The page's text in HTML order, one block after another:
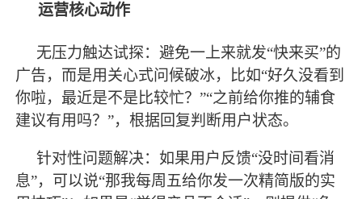
运营核心动作
无压力触达试探：避免一上来就发“快来买”的
广告，而是用关心式问候破冰，比如“好久没看到
你啦， 最近是不是比较忙？”“之前给你推的辅食
建议有用吗？”，根据回复判断用户状态。
针对性问题解决：如果用户反馈“没时间看消
息”，可以说“那我每周五给你发一次精简版的实